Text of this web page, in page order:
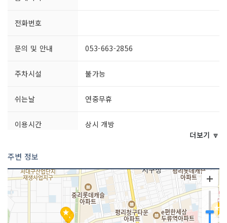
전화번호
문의 및 안내 053-663-2856
주차시설 불가능
쉬는날 연중무휴
이용시간
상시 개방
더보기 🔽
주변 정보